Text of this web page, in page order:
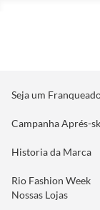
Seja um
Campanha Aprés-
Historia da Marca
Rio Fashion Week
Nossas Lojas